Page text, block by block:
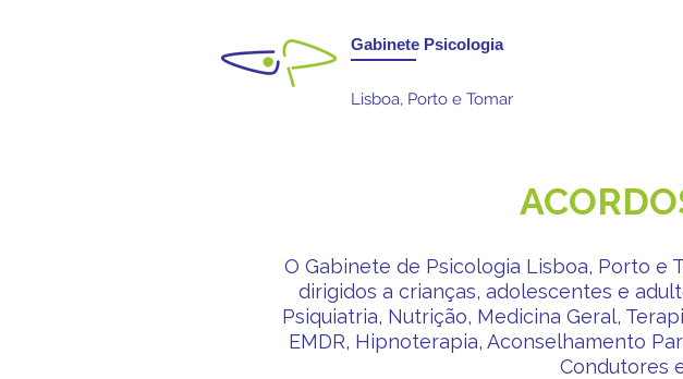
Gabinete Psicologia
Lisboa, Porto e Tomar
O Gabinete de Psicologia Lisboa, Porto e
dirigidos a crianças, adolescentes e
Psiquiatria, Nutrição, Medicina Geral,
EMDR, Hipnoterapia, Aconselhamento
Condutores